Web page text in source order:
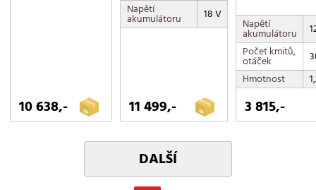
10 638,-
Napětí
akumulátoru 18 V
11 499,-
Napětí
akumulátoru
Počet kmitů,
otáček
Hmotnost
3 815,-
DALŠÍ